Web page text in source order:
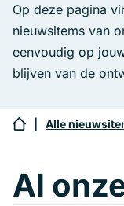
Op deze pagina
nieuwsitems van
eenvoudig op
blijven van de
Alle
Al